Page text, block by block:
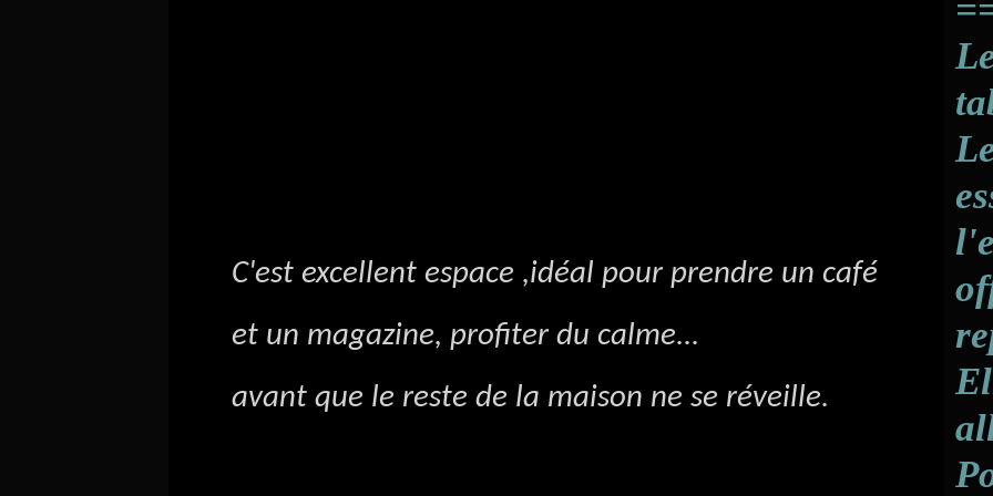
C'est excellent espace ,idéal pour prendre un café
et un magazine, profiter du calme...
avant que le reste de la maison ne se réveille.